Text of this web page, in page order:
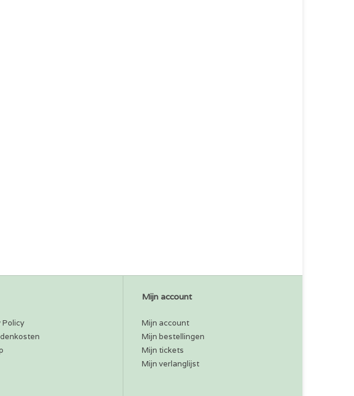
Policy
Mijn account
Mijn account
Mijn bestellingen
Mijn tickets
Mijn verlanglijst